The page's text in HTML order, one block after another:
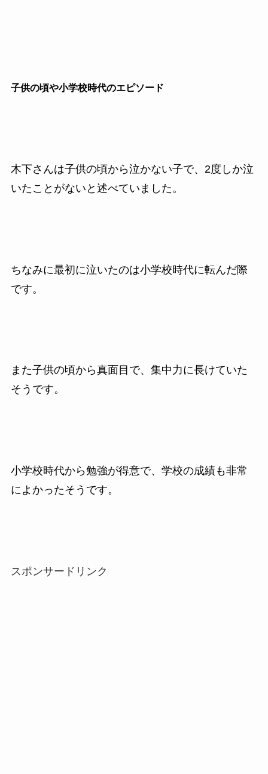
子供の頃や小学校時代のエピソード
木下さんは子供の頃から泣かない子で、2度しか泣
いたことがないと述べていました。
ちなみに最初に泣いたのは小学校時代に転んだ際
です。
また子供の頃から真面目で、集中力に長けていた
そうです。
小学校時代から勉強が得意で、学校の成績も非常
によかったそうです。
スポンサードリンク